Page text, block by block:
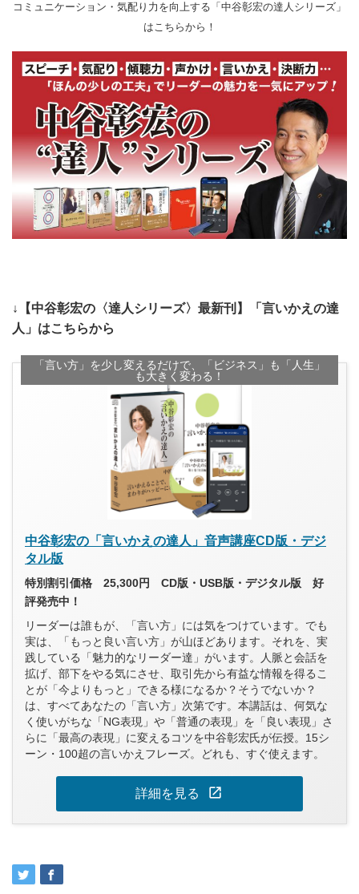
コミュニケーション・気配り力を向上する「中谷彰宏の達人シリーズ」
はこちらから！
↓【中谷彰宏の〈達人シリーズ〉最新刊】「言いかえの達
人」はこちらから
「言い方」を少し変えるだけで、「ビジネス」も「人生」
も大きく変わる！
中谷彰宏の「言いかえの達人」音声講座CD版・デジ
タル版
特別割引価格 25,300円 CD版・USB版・デジタル版 好
評発売中！
リーダーは誰もが、「言い方」には気をつけています。でも
実は、「もっと良い言い方」が山ほどあります。それを、実
践している「魅力的なリーダー達」がいます。人脈と会話を
拡げ、部下をやる気にさせ、取引先から有益な情報を得るこ
とが「今よりもっと」できる様になるか？そうでないか？
は、すべてあなたの「言い方」次第です。本講話は、何気な
く使いがちな「NG表現」や「普通の表現」を「良い表現」さ
らに「最高の表現」に変えるコツを中谷彰宏氏が伝授。15シ
ーン・100超の言いかえフレーズ。どれも、すぐ使えます。
詳細を見る open_in_new